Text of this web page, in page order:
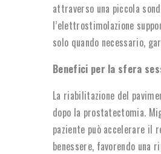
attraverso una piccola
l’elettrostimolazione
solo quando necessario,
Benefici per la sfera
La riabilitazione del
dopo la prostatectomia.
paziente può accelerare
benessere, favorendo una